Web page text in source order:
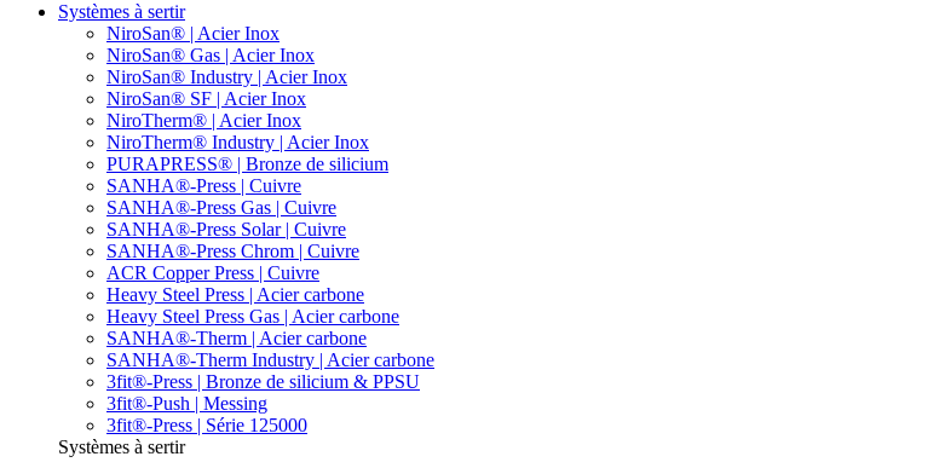
Systèmes à sertir
NiroSan® | Acier Inox
NiroSan® Gas | Acier Inox
NiroSan® Industry | Acier Inox
NiroSan® SF | Acier Inox
NiroTherm® | Acier Inox
NiroTherm® Industry | Acier Inox
PURAPRESS® | Bronze de silicium
SANHA®-Press | Cuivre
SANHA®-Press Gas | Cuivre
SANHA®-Press Solar | Cuivre
SANHA®-Press Chrom | Cuivre
ACR Copper Press | Cuivre
Heavy Steel Press | Acier carbone
Heavy Steel Press Gas | Acier carbone
SANHA®-Therm | Acier carbone
SANHA®-Therm Industry | Acier carbone
3fit®-Press | Bronze de silicium & PPSU
3fit®-Push | Messing
3fit®-Press | Série 125000
Systèmes à sertir